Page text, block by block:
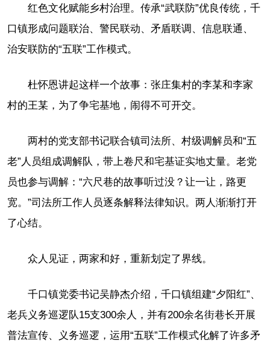
红色文化赋能乡村治理。传承“武联防”优良传统，千
口镇形成问题联治、警民联动、矛盾联调、信息联通、
治安联防的“五联”工作模式。
杜怀恩讲起这样一个故事：张庄集村的李某和李家
村的王某，为了争宅基地，闹得不可开交。
两村的党支部书记联合镇司法所、村级调解员和“五
老”人员组成调解队，带上卷尺和宅基证实地丈量。老党
员也参与调解：“六尺巷的故事听过没？让一让，路更
宽。”司法所工作人员逐条解释法律知识。两人渐渐打开
了心结。
众人见证，两家和好，重新划定了界线。
千口镇党委书记吴静杰介绍，千口镇组建“夕阳红”、
老兵义务巡逻队15支300余人，并有200余名街巷长开展
普法宣传、义务巡逻，运用“五联”工作模式化解了许多矛